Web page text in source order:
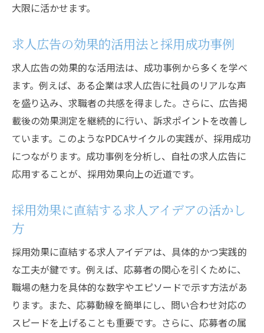
大限に活かせます。
求人広告の効果的活用法と採用成功事例
求人広告の効果的な活用法は、成功事例から多くを学べ
ます。例えば、ある企業は求人広告に社員のリアルな声
を盛り込み、求職者の共感を得ました。さらに、広告掲
載後の効果測定を継続的に行い、訴求ポイントを改善し
ています。このようなPDCAサイクルの実践が、採用成功
につながります。成功事例を分析し、自社の求人広告に
応用することが、採用効果向上の近道です。
採用効果に直結する求人アイデアの活かし
方
採用効果に直結する求人アイデアは、具体的かつ実践的
な工夫が鍵です。例えば、応募者の関心を引くために、
職場の魅力を具体的な数字やエピソードで示す方法があ
ります。また、応募動線を簡単にし、問い合わせ対応の
スピードを上げることも重要です。さらに、応募者の属